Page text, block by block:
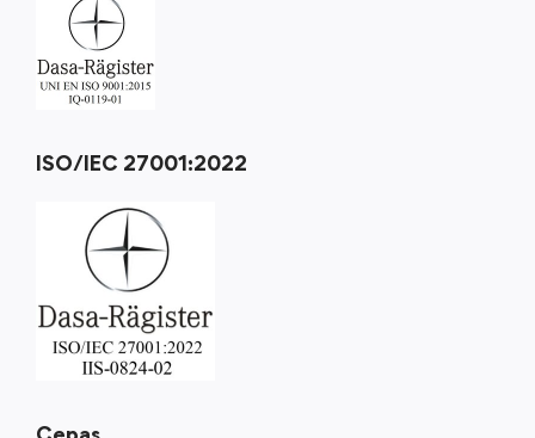
ISO/IEC 27001:2022